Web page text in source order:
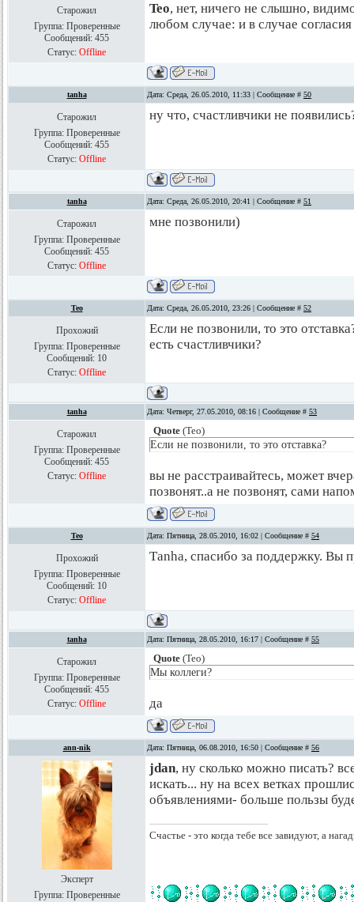
Старожил
Группа: Проверенные
Сообщений: 455
Статус: Offline
Teo, нет, ничего не слышно,
любом случае: и в случае согласия
tanha Дата: Среда, 26.05.2010, 11:33 | Сообщение # 50
Старожил
Группа: Проверенные
Сообщений: 455
Статус: Offline
ну что, счастливчики не
tanha Дата: Среда, 26.05.2010, 20:41 | Сообщение # 51
Старожил
Группа: Проверенные
Сообщений: 455
Статус: Offline
мне позвонили)
Teo Дата: Среда, 26.05.2010, 23:26 | Сообщение # 52
Прохожий
Группа: Проверенные
Сообщений: 10
Статус: Offline
Если не позвонили, то это
есть счастливчики?
tanha Дата: Четверг, 27.05.2010, 08:16 | Сообщение # 53
Старожил
Группа: Проверенные
Сообщений: 455
Статус: Offline
Quote (Teo)
Если не позвонили, то это отставка?
вы не расстраивайтесь, может
позвонят..а не позвонят, сами
Teo Дата: Пятница, 28.05.2010, 16:02 | Сообщение # 54
Прохожий
Группа: Проверенные
Сообщений: 10
Статус: Offline
Тanha, спасибо за поддержку. Вы
tanha Дата: Пятница, 28.05.2010, 16:17 | Сообщение # 55
Старожил
Группа: Проверенные
Сообщений: 455
Статус: Offline
Quote (Teo)
Мы коллеги?
да
ann-nik Дата: Пятница, 06.08.2010, 16:50 | Сообщение # 56
Эксперт
Группа: Проверенные
jdan, ну сколько можно писать?
искать... ну на всех ветках
объявлениями- больше пользы
Счастье - это когда тебе все завидуют, а